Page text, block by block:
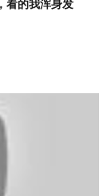
看的我浑身发